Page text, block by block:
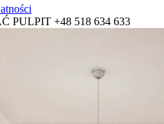
PULPIT +48 518 634 633